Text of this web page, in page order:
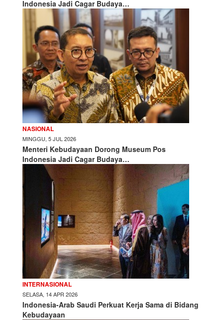
Indonesia Jadi Cagar Budaya…
NASIONAL
MINGGU, 5 JUL 2026
Menteri Kebudayaan Dorong Museum Pos
Indonesia Jadi Cagar Budaya…
INTERNASIONAL
SELASA, 14 APR 2026
Indonesia-Arab Saudi Perkuat Kerja Sama di Bidang
Kebudayaan